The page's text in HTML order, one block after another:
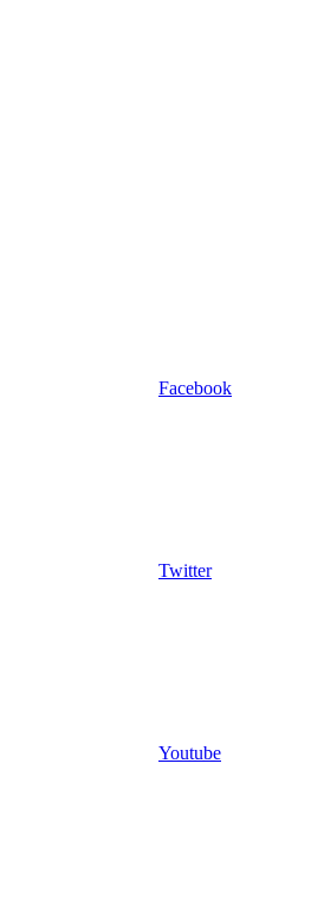
Facebook
Twitter
Youtube